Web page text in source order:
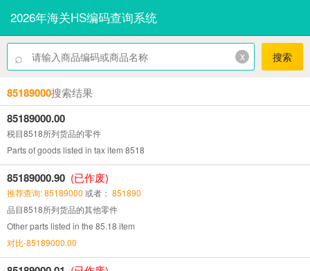
2026年海关HS编码查询系统
⌕ x 搜索
85189000搜索结果
85189000.00
税目8518所列货品的零件
Parts of goods listed in tax item 8518
85189000.90 (已作废)
推荐查询: 85189000 或者： 851890
品目8518所列货品的其他零件
Other parts listed in the 85.18 item
对比-85189000.00